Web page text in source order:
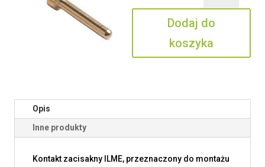
0.7
Dodaj do
koszyka
Opis
Inne produkty
Kontakt zacisakny ILME, przeznaczony do montażu